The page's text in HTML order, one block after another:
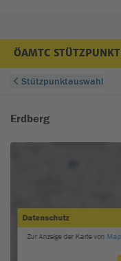
ÖAMTC STÜTZPUNKT